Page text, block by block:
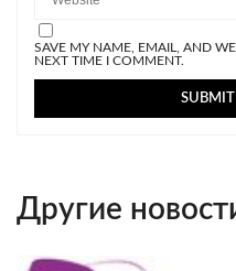
SAVE MY NAME, EMAIL, AND
NEXT TIME I COMMENT.
Другие